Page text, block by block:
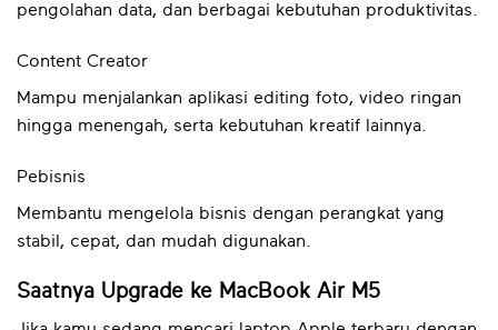
pengolahan data, dan berbagai kebutuhan produktivitas.
Content Creator
Mampu menjalankan aplikasi editing foto, video ringan
hingga menengah, serta kebutuhan kreatif lainnya.
Pebisnis
Membantu mengelola bisnis dengan perangkat yang
stabil, cepat, dan mudah digunakan.
Saatnya Upgrade ke MacBook Air M5